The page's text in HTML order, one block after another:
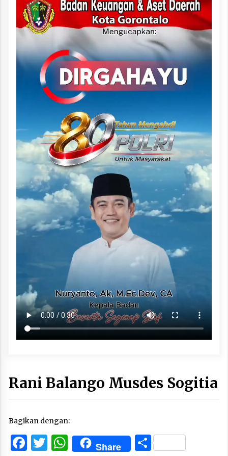
Rani Balango Musdes Sogitia
Bagikan dengan:
Facebook
Twitter
WhatsApp
Share Share